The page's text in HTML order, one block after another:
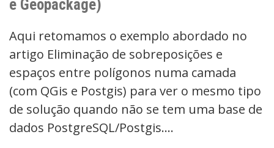
e Geopackage)
Aqui retomamos o exemplo abordado no
artigo Eliminação de sobreposições e
espaços entre polígonos numa camada
(com QGis e Postgis) para ver o mesmo tipo
de solução quando não se tem uma base de
dados PostgreSQL/Postgis.…